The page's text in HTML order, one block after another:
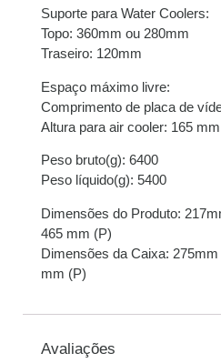
Suporte para Water Coolers:
Topo: 360mm ou 280mm
Traseiro: 120mm
Espaço máximo livre:
Comprimento de placa de
Altura para air cooler: 165 mm
Peso bruto(g): 6400
Peso líquido(g): 5400
Dimensões do Produto:
465 mm (P)
Dimensões da Caixa:
mm (P)
Avaliações